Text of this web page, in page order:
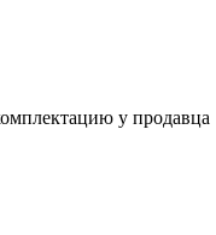
у продавца